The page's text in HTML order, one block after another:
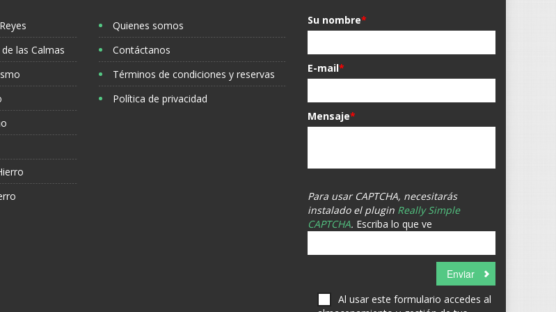
las Calmas
Quienes somos
Contáctanos
Términos de condiciones y reservas
Política de privacidad
Su nombre*
E-mail*
Mensaje*
Para usar CAPTCHA, necesitarás
instalado el plugin Really Simple
CAPTCHA. Escriba lo que ve
Al usar este formulario accedes al